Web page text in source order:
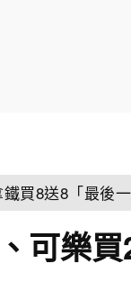
鐵買8送8「最後
可樂